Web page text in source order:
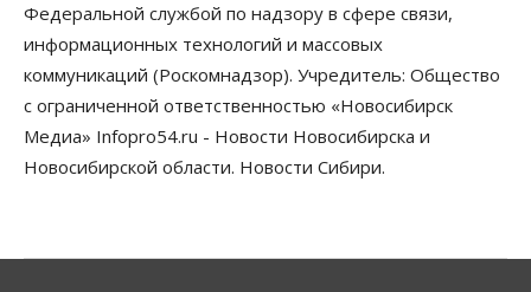
Авто
Продажи подержанных электромобилей в
Новосибирской области растут второй месяц
08 Августа 2026, 13:00
Бизнес Общество
Детские центры Новосибирска
перегибают с «педагогикой успеха», считает
Федеральной службой по надзору в сфере связи,
информационных технологий и массовых
коммуникаций (Роскомнадзор). Учредитель: Общество
с ограниченной ответственностью «Новосибирск
Медиа» Infopro54.ru - Новости Новосибирска и
Новосибирской области. Новости Сибири.